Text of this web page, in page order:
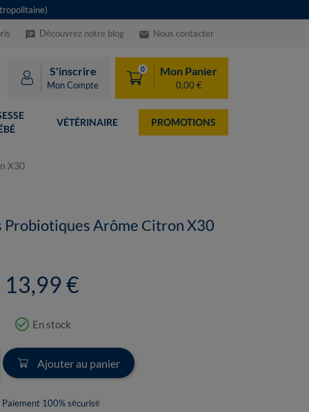
speaker_notes Découvrez notre blog email Nous contacter
S'inscrire
Mon Compte
0 Mon Panier
0,00 €
VÉTÉRINAIRE PROMOTIONS
X30
Probiotiques Arôme Citron X30
13,99 €
check_circle_outline En stock
Ajouter au panier
Paiement 100% sécurisé